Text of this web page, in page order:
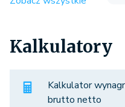
Kalkulatory
Kalkulator
brutto netto